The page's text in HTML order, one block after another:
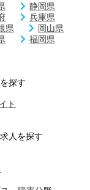
静岡県
兵庫県
県
岡山県
福岡県
探す
ト
人を探す